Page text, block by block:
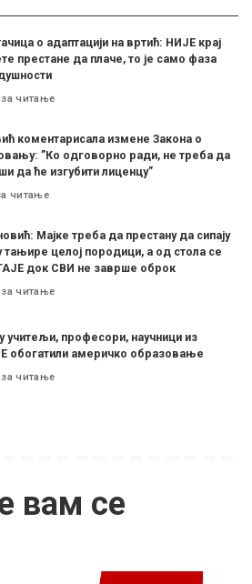
о адаптацији на вртић: НИЈЕ крај
престане да плаче, то је само фаза
читање
коментарисала измене Закона о
”Ко одговорно ради, не треба да
да ће изгубити лиценцу”
читање
Мајке треба да престану да сипају
тањире целој породици, а од стола се
док СВИ не заврше оброк
читање
учитељи, професори, научници из
обогатили америчко образовање
читање
вам се